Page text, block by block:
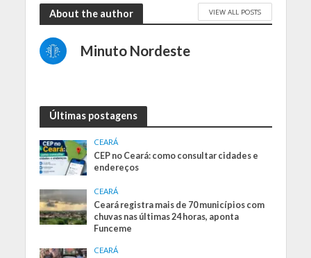
About the author VIEW ALL POSTS
Minuto Nordeste
Últimas postagens
CEARÁ
CEP no Ceará: como consultar cidades e
endereços
CEARÁ
Ceará registra mais de 70 municípios com
chuvas nas últimas 24 horas, aponta
Funceme
CEARÁ